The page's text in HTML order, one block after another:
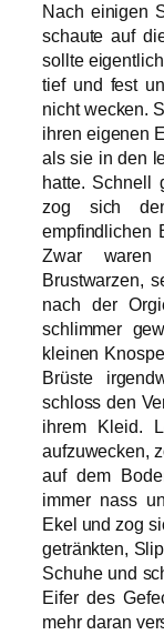
Nach einigen
schaute auf
sollte
tief und fest
nicht wecken.
ihren eigenen
als sie in den
hatte. Schnell
zog sich
empfindlichen
Zwar
Brustwarzen,
nach der
schlimmer
kleinen
Brüste
schloss den
ihrem Kleid.
aufzuwecken,
auf dem
immer nass
Ekel und zog
getränkten,
Schuhe und
Eifer des
mehr daran